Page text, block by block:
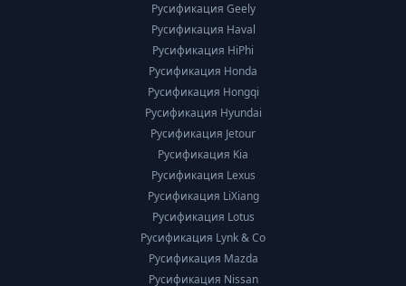
Русификация Geely
Русификация Haval
Русификация HiPhi
Русификация Honda
Русификация Hongqi
Русификация Hyundai
Русификация Jetour
Русификация Kia
Русификация Lexus
Русификация LiXiang
Русификация Lotus
Русификация Lynk & Co
Русификация Mazda
Русификация Nissan